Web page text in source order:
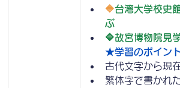
🔷台湾大学校史館
ぶ
🔷故宮博物院見学
★学習のポイント：
古代文字から現在
繁体字で書かれた